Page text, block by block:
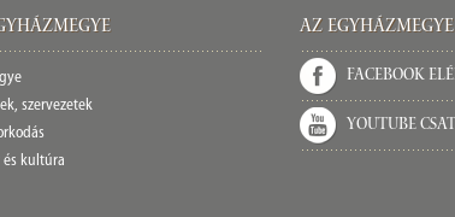
szervezetek
és kultúra
Az
Facebook
Youtube